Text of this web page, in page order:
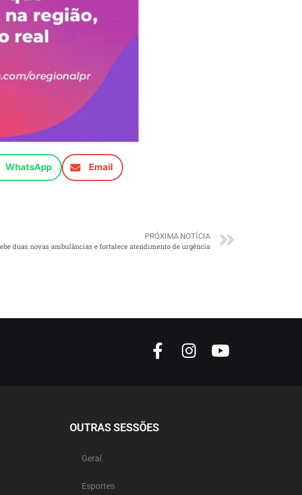
WhatsApp Email
PRÓXIMA NOTÍCIA
duas novas ambulâncias e fortalece atendimento de urgência
OUTRAS SESSÕES
Geral
Esportes